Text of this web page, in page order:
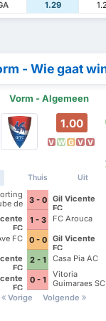
1.29
- Wie gaat
Vorm - Algemeen
1.00
V W G V V
Thuis Uit
de
3 - 0
Gil Vicente
FC
FC
1 - 3
FC Arouca
FC
0 - 0
Gil Vicente
FC
FC
2 - 1
Casa Pia AC
FC
0 - 1
Vitoria
Guimaraes SC
Vorige
Volgende